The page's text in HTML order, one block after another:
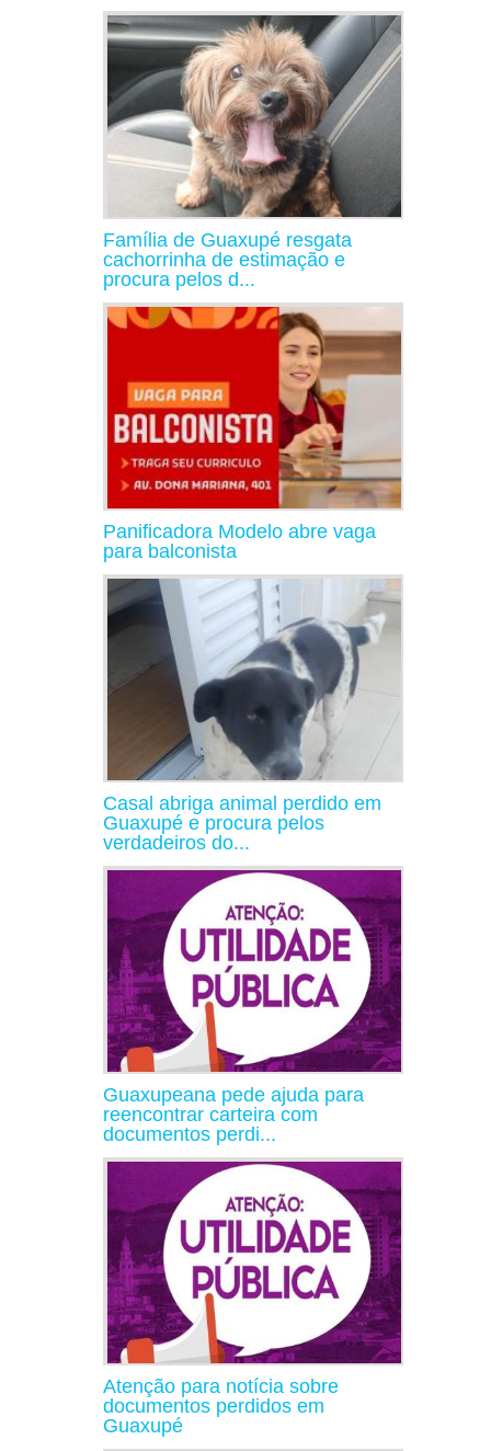
Família de Guaxupé resgata
cachorrinha de estimação e
procura pelos d...
Panificadora Modelo abre vaga
para balconista
Casal abriga animal perdido em
Guaxupé e procura pelos
verdadeiros do...
Guaxupeana pede ajuda para
reencontrar carteira com
documentos perdi...
Atenção para notícia sobre
documentos perdidos em
Guaxupé